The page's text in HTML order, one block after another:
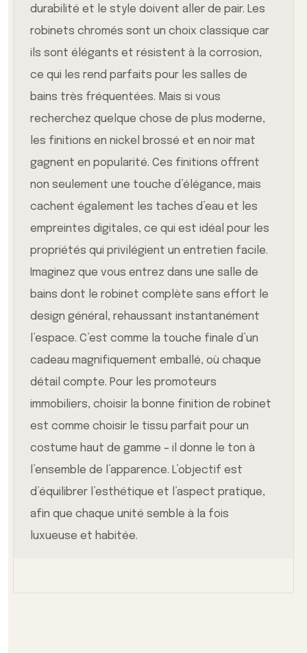
durabilité et le style doivent aller de pair. Les
robinets chromés sont un choix classique car
ils sont élégants et résistent à la corrosion,
ce qui les rend parfaits pour les salles de
bains très fréquentées. Mais si vous
recherchez quelque chose de plus moderne,
les finitions en nickel brossé et en noir mat
gagnent en popularité. Ces finitions offrent
non seulement une touche d’élégance, mais
cachent également les taches d’eau et les
empreintes digitales, ce qui est idéal pour les
propriétés qui privilégient un entretien facile.
Imaginez que vous entrez dans une salle de
bains dont le robinet complète sans effort le
design général, rehaussant instantanément
l’espace. C’est comme la touche finale d’un
cadeau magnifiquement emballé, où chaque
détail compte. Pour les promoteurs
immobiliers, choisir la bonne finition de robinet
est comme choisir le tissu parfait pour un
costume haut de gamme – il donne le ton à
l’ensemble de l’apparence. L’objectif est
d’équilibrer l’esthétique et l’aspect pratique,
afin que chaque unité semble à la fois
luxueuse et habitée.